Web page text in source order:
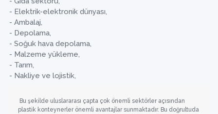
- Elektrik-elektronik dünyası,
- Ambalaj,
- Depolama,
- Soğuk hava depolama,
- Malzeme yükleme,
- Tarım,
- Nakliye ve lojistik,
Bu şekilde uluslararası çapta çok önemli sektörler açısından
plastik konteynerler önemli avantajlar sunmaktadır. Bu doğrultuda